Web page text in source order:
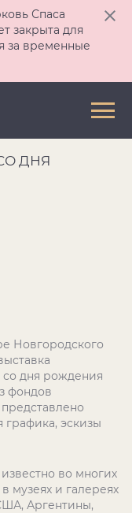
Спаса
закрыта для
за временные
ДНЯ
Новгородского
со дня рождения
фондов
графика, эскизы
во многих
музеях и галереях
Аргентины,